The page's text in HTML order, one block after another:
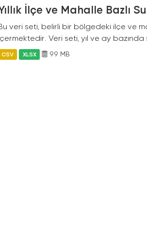
İlçe ve Mahalle Bazlı
veri seti, belirli bir bölgedeki ilçe ve
Veri seti, yıl ve ay bazında
CSV XLSX 99 MB